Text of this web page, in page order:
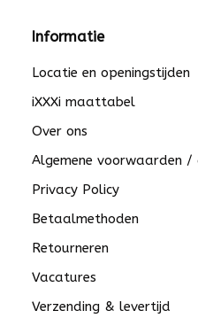
Informatie
Locatie en openingstijden
iXXXi maattabel
Over ons
Algemene voorwaarden /
Privacy Policy
Betaalmethoden
Retourneren
Vacatures
Verzending & levertijd